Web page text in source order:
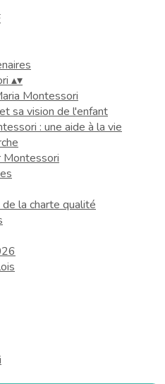
▴▾
Montessori
sa vision de l'enfant
: une aide à la vie
Montessori
la charte qualité